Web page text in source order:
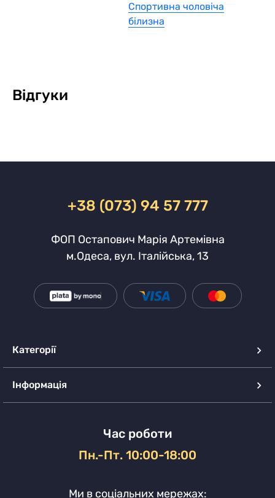
Спортивна чоловіча
білизна
Відгуки
+38 (073) 94 57 777
ФОП Остапович Марія Артемівна
м.Одеса, вул. Італійська, 13
Категорії
Інформація
Час роботи
Пн.-Пт. 10:00-18:00
Ми в соціальних мережах: